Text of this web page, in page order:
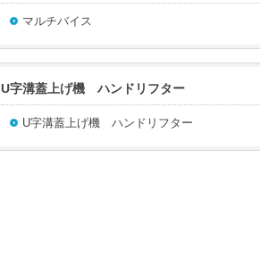
マルチバイス
U字溝蓋上げ機 ハンドリフター
U字溝蓋上げ機 ハンドリフター